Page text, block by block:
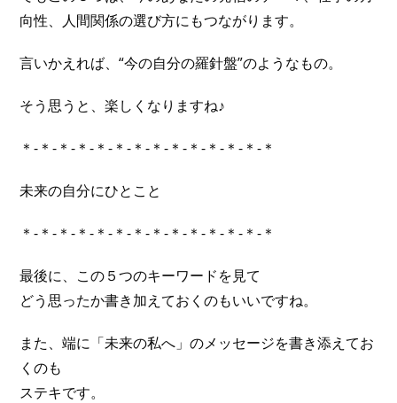
向性、人間関係の選び方にもつながります。
言いかえれば、“今の自分の羅針盤”のようなもの。
そう思うと、楽しくなりますね♪
＊-＊-＊-＊-＊-＊-＊-＊-＊-＊-＊-＊-＊-＊
未来の自分にひとこと
＊-＊-＊-＊-＊-＊-＊-＊-＊-＊-＊-＊-＊-＊
最後に、この５つのキーワードを見て
どう思ったか書き加えておくのもいいですね。
また、端に「未来の私へ」のメッセージを書き添えてお
くのも
ステキです。